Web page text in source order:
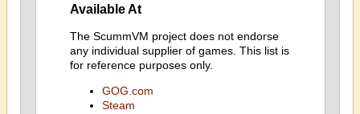
Available At
The ScummVM project does not endorse
any individual supplier of games. This list is
for reference purposes only.
GOG.com
Steam